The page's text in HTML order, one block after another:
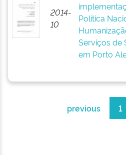
2014-
10
Política
Serviços de
em Porto
previous 1